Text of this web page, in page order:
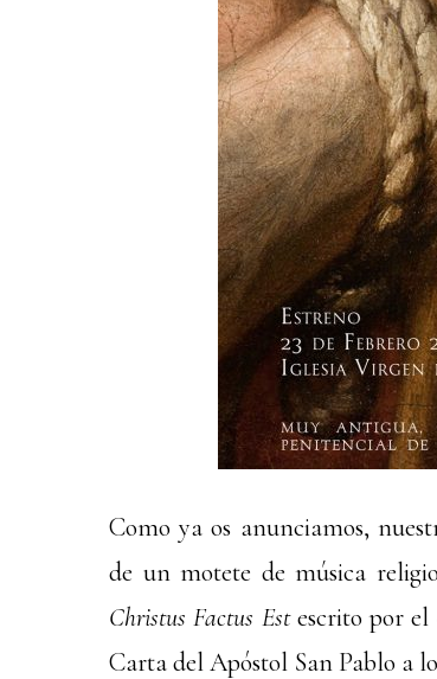
Como ya os anunciamos,
de un motete de música
Christus Factus Estescrito por el
Carta del Apóstol San Pablo a